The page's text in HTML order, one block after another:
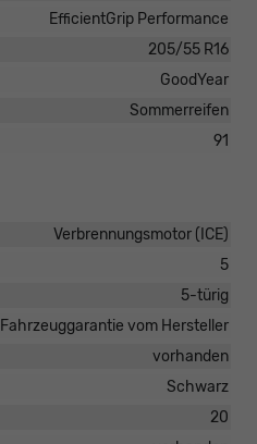
EfficientGrip Performance
205/55 R16
GoodYear
Sommerreifen
91
Verbrennungsmotor (ICE)
5
5-türig
Fahrzeuggarantie vom Hersteller
vorhanden
Schwarz
20